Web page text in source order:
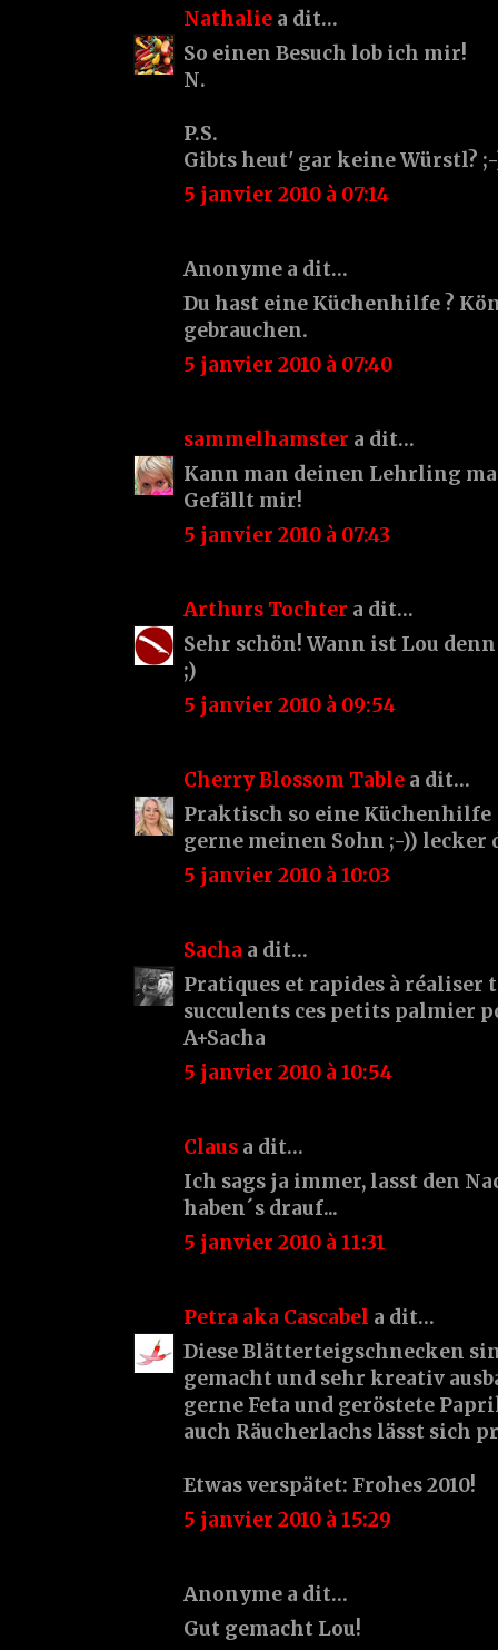
Nathalie a dit…
So einen Besuch lob ich mir!
N.
P.S.
Gibts heut' gar keine Würstl?
5 janvier 2010 à 07:14
Anonyme a dit…
Du hast eine Küchenhilfe ?
gebrauchen.
5 janvier 2010 à 07:40
sammelhamster a dit…
Kann man deinen Lehrling
Gefällt mir!
5 janvier 2010 à 07:43
Arthurs Tochter a dit…
Sehr schön! Wann ist Lou
;)
5 janvier 2010 à 09:54
Cherry Blossom Table a dit…
Praktisch so eine Küchenhilfe
gerne meinen Sohn ;-)) lecker
5 janvier 2010 à 10:03
Sacha a dit…
Pratiques et rapides à réaliser
succulents ces petits palmier
A+Sacha
5 janvier 2010 à 10:54
Claus a dit…
Ich sags ja immer, lasst den
haben´s drauf...
5 janvier 2010 à 11:31
Petra aka Cascabel a dit…
Diese Blätterteigschnecken
gemacht und sehr kreativ
gerne Feta und geröstete
auch Räucherlachs lässt sich
Etwas verspätet: Frohes 2010!
5 janvier 2010 à 15:29
Anonyme a dit…
Gut gemacht Lou!